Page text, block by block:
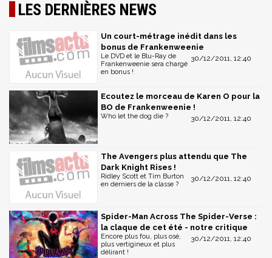
LES DERNIÈRES NEWS
Un court-métrage inédit dans les
bonus de Frankenweenie
30/12/2011, 12:40
Le DVD et le Blu-Ray de
Frankenweenie sera chargé
en bonus !
Ecoutez le morceau de Karen O pour la
BO de Frankenweenie !
30/12/2011, 12:40
Who let the dog die ?
The Avengers plus attendu que The
Dark Knight Rises !
30/12/2011, 12:40
Ridley Scott et Tim Burton
en derniers de la classe ?
Spider-Man Across The Spider-Verse :
la claque de cet été - notre critique
30/12/2011, 12:40
Encore plus fou, plus osé,
plus vertigineux et plus
délirant !